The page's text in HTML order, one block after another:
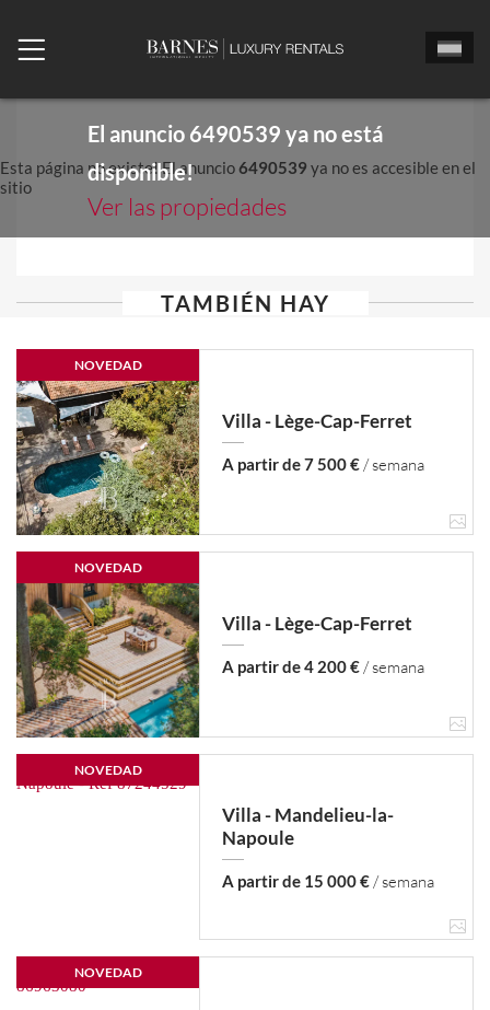
El anuncio 6490539 ya no está
disponible!
Ver las propiedades
Esta página no existe! El anuncio6490539 ya no es accesible en el
sitio
TAMBIÉN HAY
NOVEDAD
Villa - Lège-Cap-Ferret
A partir de 7 500 €/ semana
NOVEDAD
Villa - Lège-Cap-Ferret
A partir de 4 200 €/ semana
NOVEDAD
Villa - Mandelieu-la-
Napoule
A partir de 15 000 € / semana
NOVEDAD